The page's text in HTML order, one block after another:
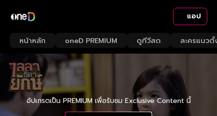
แอป
หน้าหลัก oneD PREMIUM ดูทีวีสด ละครแนวตั้
อัปเกรดเป็น PREMIUM เพื่อรับชม Exclusive Content นี้